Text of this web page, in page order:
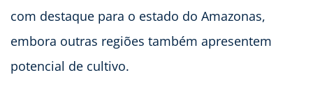
com destaque para o estado do Amazonas,
embora outras regiões também apresentem
potencial de cultivo.